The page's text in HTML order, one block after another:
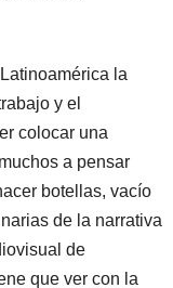
la
y el
colocar una
a pensar
botellas, vacío
de la narrativa
de
que ver con la